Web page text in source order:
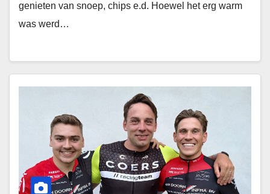
genieten van snoep, chips e.d. Hoewel het erg warm
was werd…